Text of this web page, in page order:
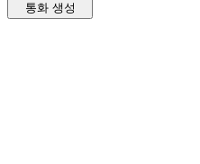
통화 생성